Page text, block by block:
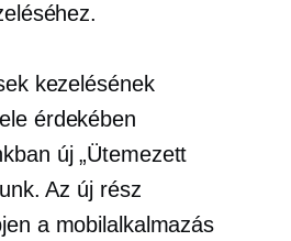
kezelésének
érdekében
új „Ütemezett
Az új rész
a mobilalkalmazás